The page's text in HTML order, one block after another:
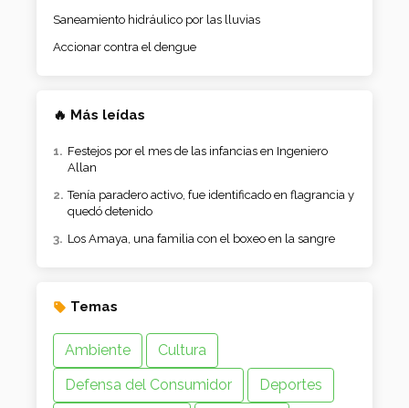
Saneamiento hidráulico por las lluvias
Accionar contra el dengue
🔥 Más leídas
Festejos por el mes de las infancias en Ingeniero
Allan
Tenía paradero activo, fue identificado en flagrancia y
quedó detenido
Los Amaya, una familia con el boxeo en la sangre
Temas
Ambiente
Cultura
Defensa del Consumidor
Deportes